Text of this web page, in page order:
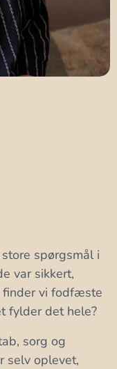
spørgsmål i
var sikkert,
finder vi fodfæste
fylder det hele?
sorg og
selv oplevet,